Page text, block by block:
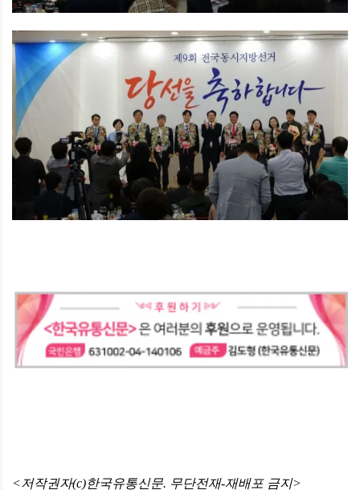
<저작권자(c)한국유통신문. 무단전재-재배포 금지>